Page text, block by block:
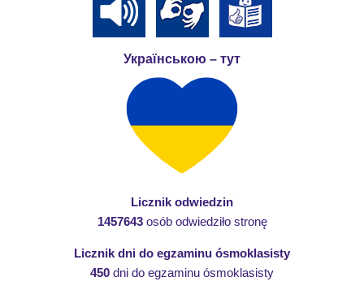
Українською – тут
Licznik odwiedzin
1457643osób odwiedziło stronę
Licznik dni do egzaminu ósmoklasisty
450 dni do egzaminu ósmoklasisty